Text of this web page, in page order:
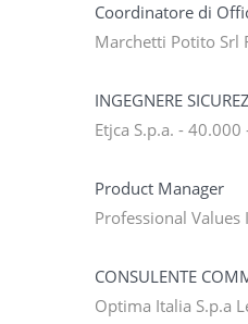
Coordinatore di
Marchetti Potito Srl
INGEGNERE
Etjca S.p.a. -
Product Manager
Professional
CONSULENTE
Optima Italia S.p.a